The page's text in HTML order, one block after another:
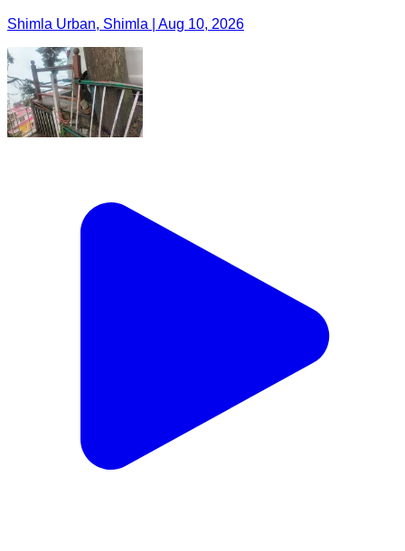
Shimla Urban, Shimla | Aug 10, 2026